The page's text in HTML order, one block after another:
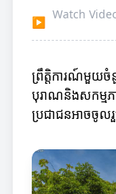
▶
Watch Video
ព្រឹត្តិការណ៍មួយចំ
បុរាណនិងសកម្មភ
ប្រជាជនអាចចូ